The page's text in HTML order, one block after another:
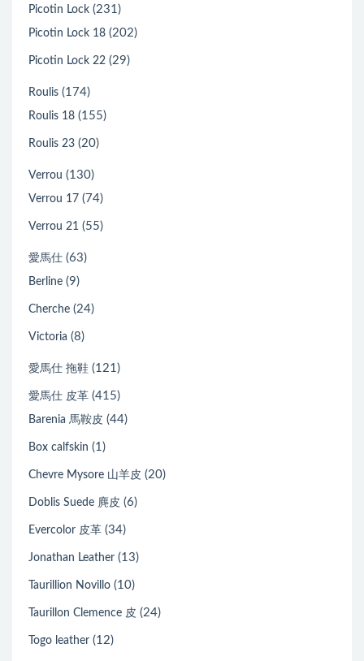
Picotin Lock (231)
Picotin Lock 18 (202)
Picotin Lock 22 (29)
Roulis (174)
Roulis 18 (155)
Roulis 23 (20)
Verrou (130)
Verrou 17 (74)
Verrou 21 (55)
愛馬仕 (63)
Berline (9)
Cherche (24)
Victoria (8)
愛馬仕 拖鞋 (121)
愛馬仕 皮革 (415)
Barenia 馬鞍皮 (44)
Box calfskin (1)
Chevre Mysore 山羊皮 (20)
Doblis Suede 麂皮 (6)
Evercolor 皮革 (34)
Jonathan Leather (13)
Taurillion Novillo (10)
Taurillon Clemence 皮 (24)
Togo leather (12)